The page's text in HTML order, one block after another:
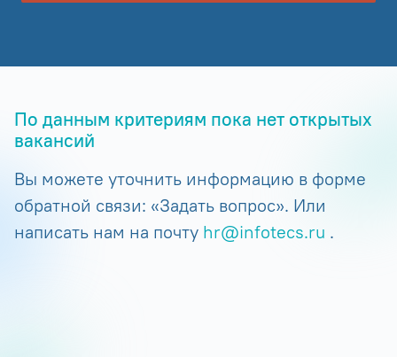
По данным критериям пока нет открытых
вакансий
Вы можете уточнить информацию в форме
обратной связи: «Задать вопрос». Или
написать нам на почту hr@infotecs.ru .